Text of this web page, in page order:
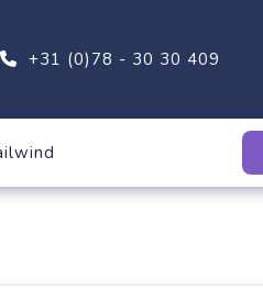
+31 (0)78 - 30 30 409